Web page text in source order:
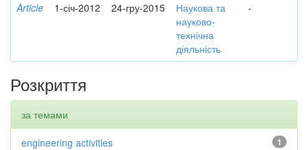
Article 1-січ-2012 24-гру-2015
Наукова та
науково-
технічна
діяльність
-
Розкриття
за темами
1
engineering activities